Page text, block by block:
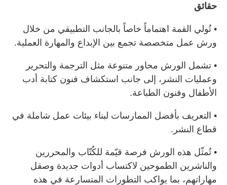
حقائق
• تُولي القمة اهتماماً خاصاً بالجانب التطبيقي من خلال
ورش عمل متخصصة تجمع بين الإبداع والمهارة العملية.
• تشمل الورش محاور متنوعة مثل الترجمة والتحرير
وعمليات النشر، إلى جانب استكشاف فنون كتابة أدب
الأطفال وفنون الطباعة.
• التعريف بأفضل الممارسات لبناء بيئات عمل شاملة في
قطاع النشر.
• تُمثّل هذه الورش فرصة قيّمة للكُتّاب والمحررين
والناشرين الطموحين لاكتساب أدوات جديدة وصقل
مهاراتهم، بما يواكب التطورات المتسارعة في هذه